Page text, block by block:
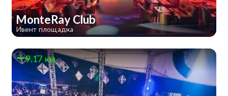
MonteRay Club
Ивент площадка
9.17 км